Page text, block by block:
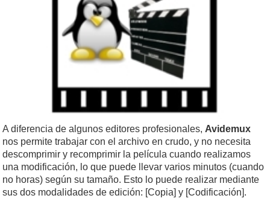
A diferencia de algunos editores profesionales, Avidemux
nos permite trabajar con el archivo en crudo, y no necesita
descomprimir y recomprimir la película cuando realizamos
una modificación, lo que puede llevar varios minutos (cuando
no horas) según su tamaño. Esto lo puede realizar mediante
sus dos modalidades de edición: [Copia] y [Codificación].